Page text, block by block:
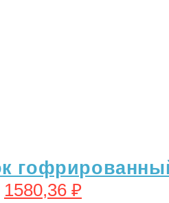
1580,36 ₽